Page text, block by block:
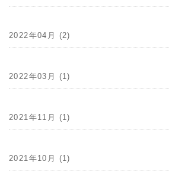
2022年04月 (2)
2022年03月 (1)
2021年11月 (1)
2021年10月 (1)